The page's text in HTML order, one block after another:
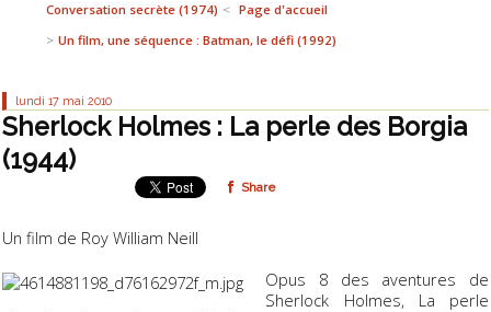
Conversation secrète (1974)
Page d'accueil
Un film, une séquence : Batman, le défi (1992)
lundi 17 mai 2010
Sherlock Holmes : La perle des Borgia
(1944)
Share
Un film de Roy William Neill
Opus 8 des aventures de
Sherlock Holmes, La perle